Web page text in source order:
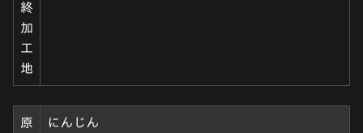
終
加
工
地
原
にんじん